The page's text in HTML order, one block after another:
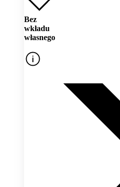
Bez
wkładu
własnego